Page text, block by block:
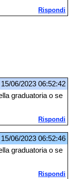
Rispondi
15/06/2023 06:52:42
graduatoria o se
Rispondi
15/06/2023 06:52:46
graduatoria o se
Rispondi